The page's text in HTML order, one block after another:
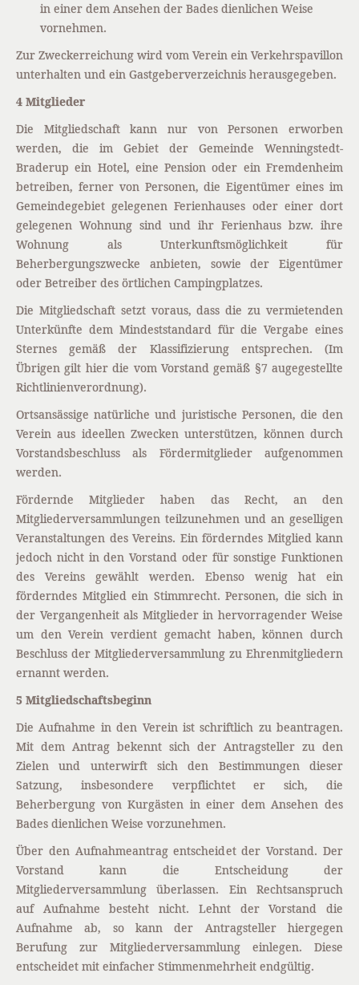
in einer dem Ansehen der Bades dienlichen Weise
vornehmen.
Zur Zweckerreichung wird vom Verein ein Verkehrspavillon
unterhalten und ein Gastgeberverzeichnis herausgegeben.
4 Mitglieder
Die Mitgliedschaft kann nur von Personen erworben
werden, die im Gebiet der Gemeinde Wenningstedt-
Braderup ein Hotel, eine Pension oder ein Fremdenheim
betreiben, ferner von Personen, die Eigentümer eines im
Gemeindegebiet gelegenen Ferienhauses oder einer dort
gelegenen Wohnung sind und ihr Ferienhaus bzw. ihre
Wohnung als Unterkunftsmöglichkeit für
Beherbergungszwecke anbieten, sowie der Eigentümer
oder Betreiber des örtlichen Campingplatzes.
Die Mitgliedschaft setzt voraus, dass die zu vermietenden
Unterkünfte dem Mindeststandard für die Vergabe eines
Sternes gemäß der Klassifizierung entsprechen. (Im
Übrigen gilt hier die vom Vorstand gemäß §7 augegestellte
Richtlinienverordnung).
Ortsansässige natürliche und juristische Personen, die den
Verein aus ideellen Zwecken unterstützen, können durch
Vorstandsbeschluss als Fördermitglieder aufgenommen
werden.
Fördernde Mitglieder haben das Recht, an den
Mitgliederversammlungen teilzunehmen und an geselligen
Veranstaltungen des Vereins. Ein förderndes Mitglied kann
jedoch nicht in den Vorstand oder für sonstige Funktionen
des Vereins gewählt werden. Ebenso wenig hat ein
förderndes Mitglied ein Stimmrecht. Personen, die sich in
der Vergangenheit als Mitglieder in hervorragender Weise
um den Verein verdient gemacht haben, können durch
Beschluss der Mitgliederversammlung zu Ehrenmitgliedern
ernannt werden.
5 Mitgliedschaftsbeginn
Die Aufnahme in den Verein ist schriftlich zu beantragen.
Mit dem Antrag bekennt sich der Antragsteller zu den
Zielen und unterwirft sich den Bestimmungen dieser
Satzung, insbesondere verpflichtet er sich, die
Beherbergung von Kurgästen in einer dem Ansehen des
Bades dienlichen Weise vorzunehmen.
Über den Aufnahmeantrag entscheidet der Vorstand. Der
Vorstand kann die Entscheidung der
Mitgliederversammlung überlassen. Ein Rechtsanspruch
auf Aufnahme besteht nicht. Lehnt der Vorstand die
Aufnahme ab, so kann der Antragsteller hiergegen
Berufung zur Mitgliederversammlung einlegen. Diese
entscheidet mit einfacher Stimmenmehrheit endgültig.